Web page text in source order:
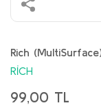
Rich
RİCH
99,00 TL